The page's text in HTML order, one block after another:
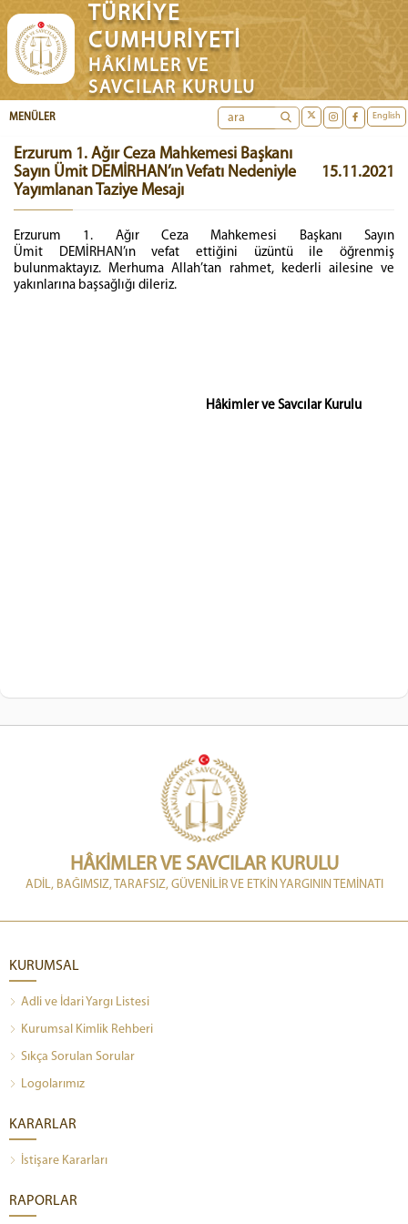
TÜRKİYE
CUMHURİYETİ
HÂKİMLER VE
SAVCILAR KURULU
English
MENÜLER
Erzurum 1. Ağır Ceza Mahkemesi Başkanı
Sayın Ümit DEMİRHAN’ın Vefatı Nedeniyle
Yayımlanan Taziye Mesajı
15.11.2021
Erzurum 1. Ağır Ceza Mahkemesi Başkanı Sayın
Ümit DEMİRHAN’ın vefat ettiğini üzüntü ile öğrenmiş
bulunmaktayız. Merhuma Allah’tan rahmet, kederli ailesine ve
yakınlarına başsağlığı dileriz.
Hâkimler ve Savcılar Kurulu
HÂKİMLER VE SAVCILAR KURULU
ADİL, BAĞIMSIZ, TARAFSIZ, GÜVENİLİR VE ETKİN YARGININ TEMİNATI
KURUMSAL
Adli ve İdari Yargı Listesi
Kurumsal Kimlik Rehberi
Sıkça Sorulan Sorular
Logolarımız
KARARLAR
İstişare Kararları
RAPORLAR